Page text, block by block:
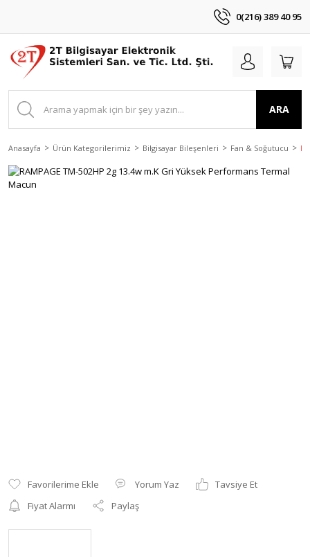
0(216) 389 40 95
ARA
Anasayfa Ürün Kategorilerimiz Bilgisayar Bileşenleri Fan & Soğutucu
Yorum Yaz
Tavsiye Et
Fiyat Alarmı
Paylaş